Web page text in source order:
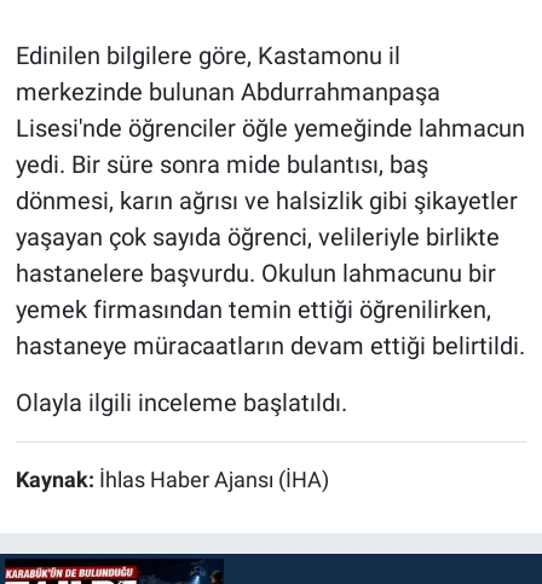
Edinilen bilgilere göre, Kastamonu il
merkezinde bulunan Abdurrahmanpaşa
Lisesi'nde öğrenciler öğle yemeğinde lahmacun
yedi. Bir süre sonra mide bulantısı, baş
dönmesi, karın ağrısı ve halsizlik gibi şikayetler
yaşayan çok sayıda öğrenci, velileriyle birlikte
hastanelere başvurdu. Okulun lahmacunu bir
yemek firmasından temin ettiği öğrenilirken,
hastaneye müracaatların devam ettiği belirtildi.
Olayla ilgili inceleme başlatıldı.
Kaynak: İhlas Haber Ajansı (İHA)